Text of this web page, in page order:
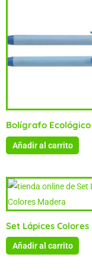
Bolígrafo Ecológico
Añadir al carrito
Set Lápices
Añadir al carrito